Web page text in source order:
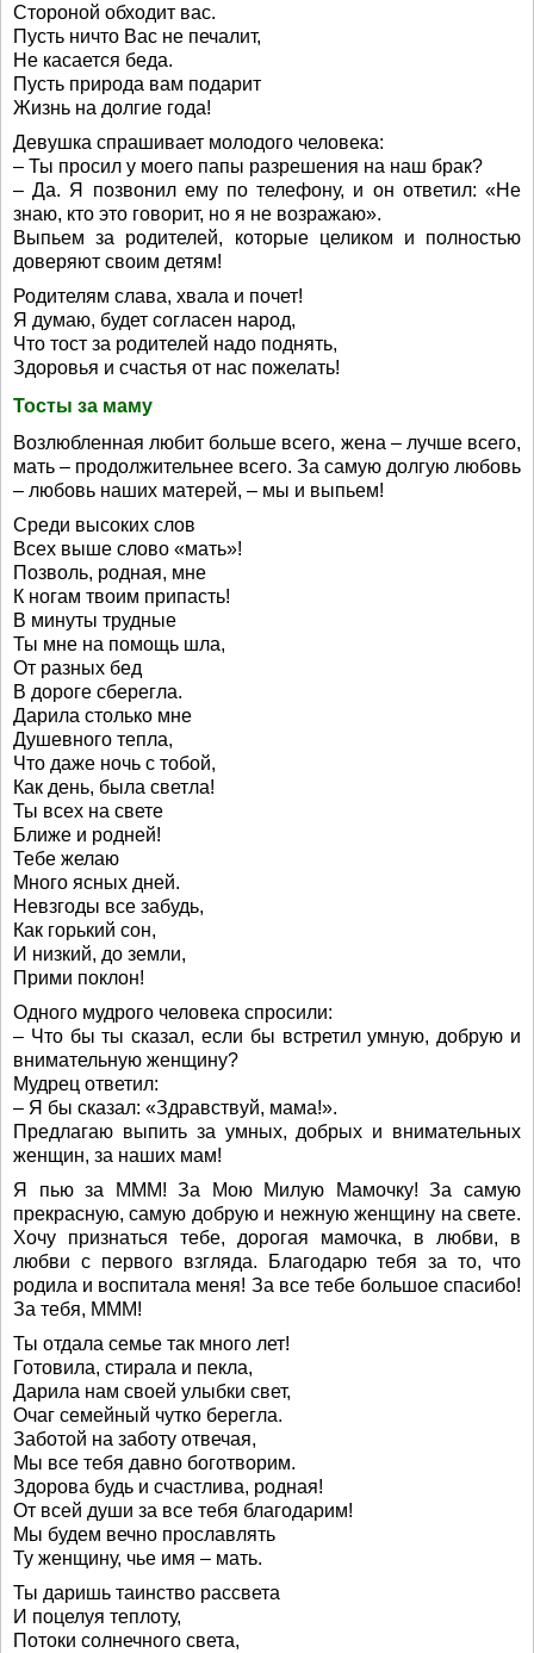
Стороной обходит вас.
Пусть ничто Вас не печалит,
Не касается беда.
Пусть природа вам подарит
Жизнь на долгие года!
Девушка спрашивает молодого человека:
– Ты просил у моего папы разрешения на наш брак?
– Да. Я позвонил ему по телефону, и он ответил: «Не
знаю, кто это говорит, но я не возражаю».
Выпьем за родителей, которые целиком и полностью
доверяют своим детям!
Родителям слава, хвала и почет!
Я думаю, будет согласен народ,
Что тост за родителей надо поднять,
Здоровья и счастья от нас пожелать!
Тосты за маму
Возлюбленная любит больше всего, жена – лучше всего,
мать – продолжительнее всего. За самую долгую любовь
– любовь наших матерей, – мы и выпьем!
Среди высоких слов
Всех выше слово «мать»!
Позволь, родная, мне
К ногам твоим припасть!
В минуты трудные
Ты мне на помощь шла,
От разных бед
В дороге сберегла.
Дарила столько мне
Душевного тепла,
Что даже ночь с тобой,
Как день, была светла!
Ты всех на свете
Ближе и родней!
Тебе желаю
Много ясных дней.
Невзгоды все забудь,
Как горький сон,
И низкий, до земли,
Прими поклон!
Одного мудрого человека спросили:
– Что бы ты сказал, если бы встретил умную, добрую и
внимательную женщину?
Мудрец ответил:
– Я бы сказал: «Здравствуй, мама!».
Предлагаю выпить за умных, добрых и внимательных
женщин, за наших мам!
Я пью за МММ! За Мою Милую Мамочку! За самую
прекрасную, самую добрую и нежную женщину на свете.
Хочу признаться тебе, дорогая мамочка, в любви, в
любви с первого взгляда. Благодарю тебя за то, что
родила и воспитала меня! За все тебе большое спасибо!
За тебя, МММ!
Ты отдала семье так много лет!
Готовила, стирала и пекла,
Дарила нам своей улыбки свет,
Очаг семейный чутко берегла.
Заботой на заботу отвечая,
Мы все тебя давно боготворим.
Здорова будь и счастлива, родная!
От всей души за все тебя благодарим!
Мы будем вечно прославлять
Ту женщину, чье имя – мать.
Ты даришь таинство рассвета
И поцелуя теплоту,
Потоки солнечного света,